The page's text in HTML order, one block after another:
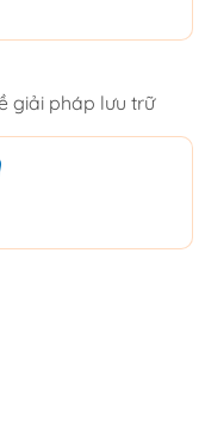
giải pháp lưu trữ